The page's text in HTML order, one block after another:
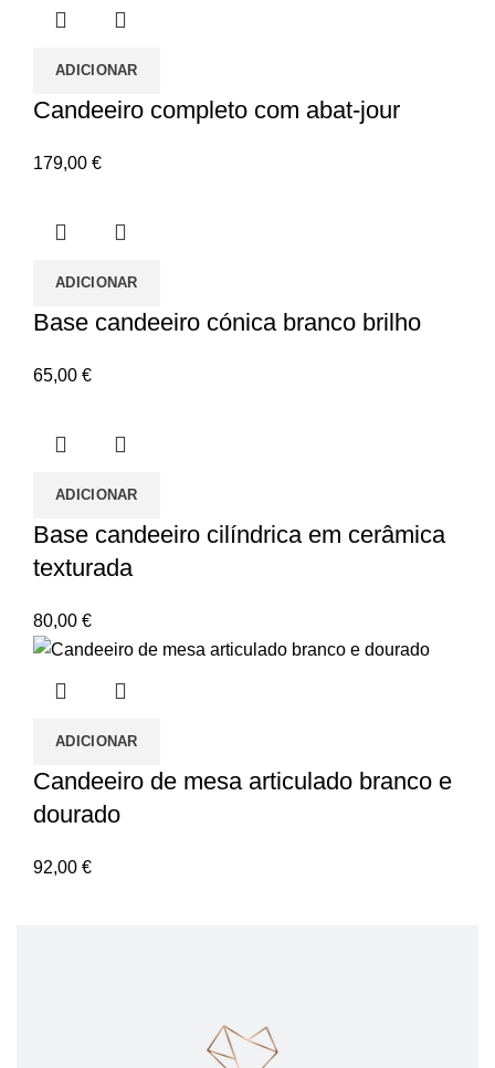
ADICIONAR
Candeeiro completo com abat-jour
179,00 €
ADICIONAR
Base candeeiro cónica branco brilho
65,00 €
ADICIONAR
Base candeeiro cilíndrica em cerâmica
texturada
80,00 €
ADICIONAR
Candeeiro de mesa articulado branco e
dourado
92,00 €